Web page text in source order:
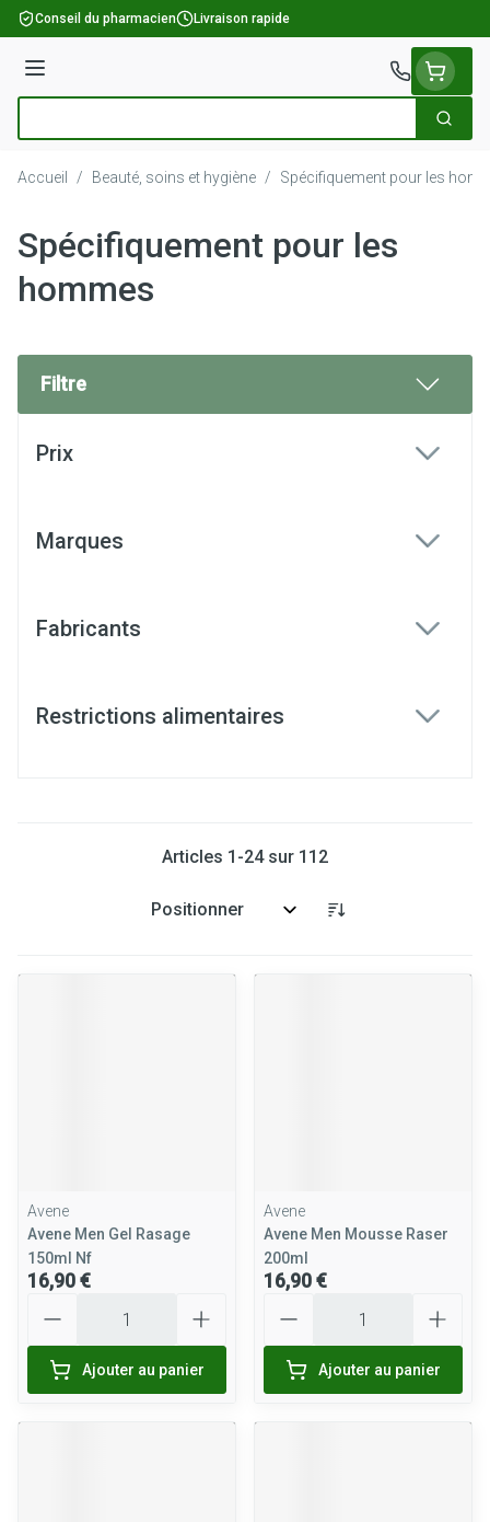
Aller au contenu
Conseil du pharmacien Livraison rapide
Menu
Accueil / Beauté, soins et hygiène / Spécifiquement pour les
Spécifiquement pour les
hommes
Filtre
Prix
Marques
Fabricants
Restrictions alimentaires
Articles 1 -24sur 112
Trier par:
Avene
Avene Men Gel Rasage
150ml Nf
16,90 €
Ajouter au panier
Avene
Avene Men Mousse Raser
200ml
16,90 €
Ajouter au panier